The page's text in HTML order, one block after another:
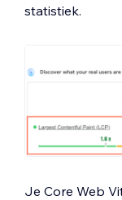
statistiek.
Je Core Web